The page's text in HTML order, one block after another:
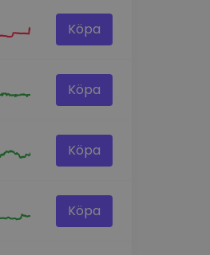
Köpa
Köpa
Köpa
Köpa